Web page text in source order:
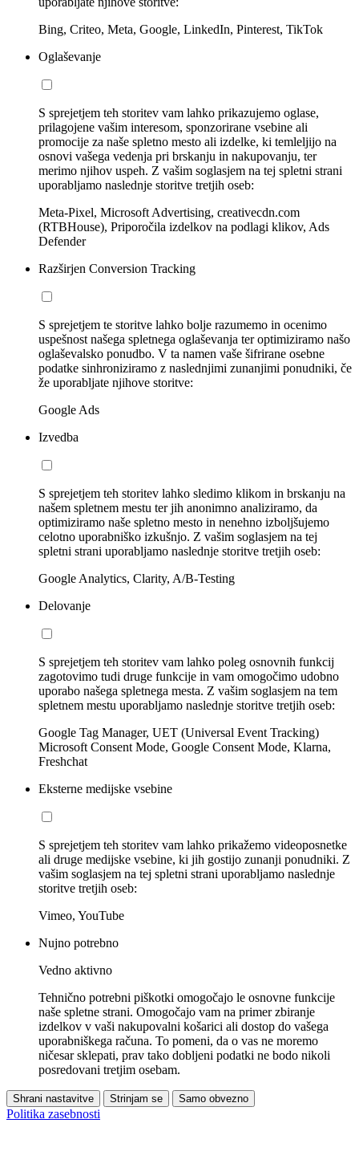
Bing, Criteo, Meta, Google, LinkedIn, Pinterest, TikTok
Oglaševanje
S sprejetjem teh storitev vam lahko prikazujemo oglase,
prilagojene vašim interesom, sponzorirane vsebine ali
promocije za naše spletno mesto ali izdelke, ki temleljijo na
osnovi vašega vedenja pri brskanju in nakupovanju, ter
merimo njihov uspeh. Z vašim soglasjem na tej spletni strani
uporabljamo naslednje storitve tretjih oseb:
Meta-Pixel, Microsoft Advertising, creativecdn.com
(RTBHouse), Priporočila izdelkov na podlagi klikov, Ads
Defender
Razširjen Conversion Tracking
S sprejetjem te storitve lahko bolje razumemo in ocenimo
uspešnost našega spletnega oglaševanja ter optimiziramo našo
oglaševalsko ponudbo. V ta namen vaše šifrirane osebne
podatke sinhroniziramo z naslednjimi zunanjimi ponudniki, če
že uporabljate njihove storitve:
Google Ads
Izvedba
S sprejetjem teh storitev lahko sledimo klikom in brskanju na
našem spletnem mestu ter jih anonimno analiziramo, da
optimiziramo naše spletno mesto in nenehno izboljšujemo
celotno uporabniško izkušnjo. Z vašim soglasjem na tej
spletni strani uporabljamo naslednje storitve tretjih oseb:
Google Analytics, Clarity, A/B-Testing
Delovanje
S sprejetjem teh storitev vam lahko poleg osnovnih funkcij
zagotovimo tudi druge funkcije in vam omogočimo udobno
uporabo našega spletnega mesta. Z vašim soglasjem na tem
spletnem mestu uporabljamo naslednje storitve tretjih oseb:
Google Tag Manager, UET (Universal Event Tracking)
Microsoft Consent Mode, Google Consent Mode, Klarna,
Freshchat
Eksterne medijske vsebine
S sprejetjem teh storitev vam lahko prikažemo videoposnetke
ali druge medijske vsebine, ki jih gostijo zunanji ponudniki. Z
vašim soglasjem na tej spletni strani uporabljamo naslednje
storitve tretjih oseb:
Vimeo, YouTube
Nujno potrebno
Vedno aktivno
Tehnično potrebni piškotki omogočajo le osnovne funkcije
naše spletne strani. Omogočajo vam na primer zbiranje
izdelkov v vaši nakupovalni košarici ali dostop do vašega
uporabniškega računa. To pomeni, da o vas ne moremo
ničesar sklepati, prav tako dobljeni podatki ne bodo nikoli
posredovani tretjim osebam.
Shrani nastavitve Strinjam se Samo obvezno
Politika zasebnosti